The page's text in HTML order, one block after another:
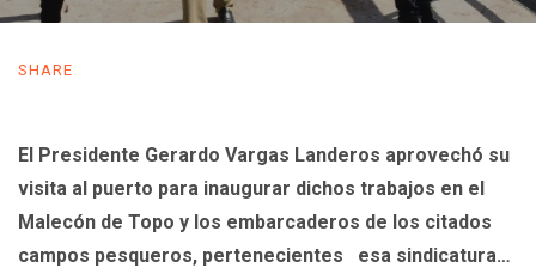
SHARE
El Presidente Gerardo Vargas Landeros aprovechó su
visita al puerto para inaugurar dichos trabajos en el
Malecón de Topo y los embarcaderos de los citados
campos pesqueros, pertenecientes esa sindicatura…